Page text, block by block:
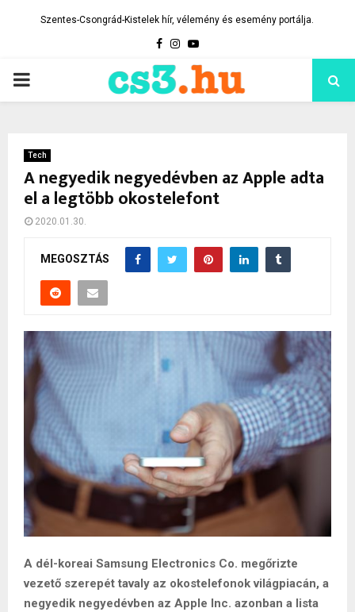
Szentes-Csongrád-Kistelek hír, vélemény és esemény portálja.
Facebook
Instagram
Youtube
PRIMARY
Tech
A negyedik negyedévben az Apple adta
el a legtöbb okostelefont
2020.01.30.
MEGOSZTÁS
A dél-koreai Samsung Electronics Co. megőrizte
vezető szerepét tavaly az okostelefonok világpiacán, a
negyedik negyedévben az Apple Inc. azonban a lista